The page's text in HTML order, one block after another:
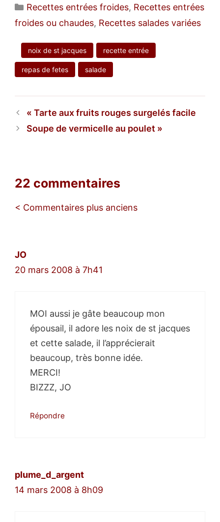
Catégories
Recettes entrées froides, Recettes entrées
froides ou chaudes, Recettes salades variées
noix de st jacques recette entrée
repas de fetes salade
Tarte aux fruits rouges surgelés facile
Soupe de vermicelle au poulet
22 commentaires
Navigation
< Commentaires plus anciens
JO
20 mars 2008 à 7h41
MOI aussi je gâte beaucoup mon
épousail, il adore les noix de st jacques
et cette salade, il l’apprécierait
beaucoup, très bonne idée.
MERCI!
BIZZZ, JO
Répondre
plume_d_argent
14 mars 2008 à 8h09